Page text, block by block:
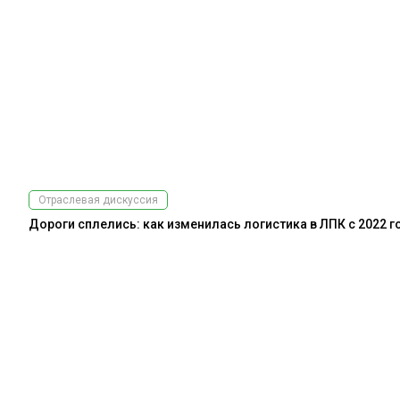
Отраслевая дискуссия
Дороги сплелись: как изменилась логистика в ЛПК с 2022